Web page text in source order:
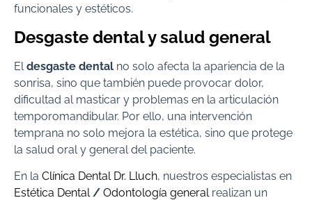
funcionales y estéticos.
Desgaste dental y salud general
El desgaste dental no solo afecta la apariencia de la
sonrisa, sino que también puede provocar dolor,
dificultad al masticar y problemas en la articulación
temporomandibular. Por ello, una intervención
temprana no solo mejora la estética, sino que protege
la salud oral y general del paciente.
En la Clínica Dental Dr. Lluch, nuestros especialistas en
Estética Dental/ Odontología generalrealizan un